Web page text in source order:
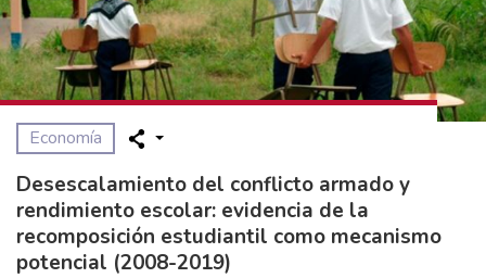
Economía
Desescalamiento del conflicto armado y
rendimiento escolar: evidencia de la
recomposición estudiantil como mecanismo
potencial (2008-2019)